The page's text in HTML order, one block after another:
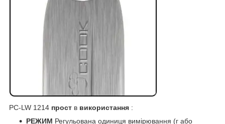
PC-LW 1214 прост в використання :
РЕЖИМ Регульована одиниця вимірювання (г або